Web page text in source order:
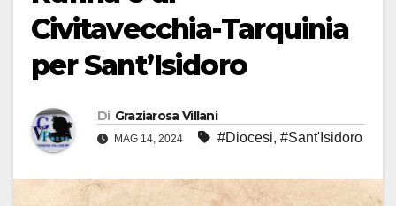
Civitavecchia-Tarquinia
per Sant’Isidoro
Di Graziarosa Villani
MAG 14, 2024 #Diocesi, #Sant'Isidoro